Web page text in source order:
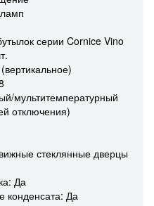
серии Cornice Vino
мультитемпературный
отключения)
стеклянные дверцы
Да
конденсата: Да